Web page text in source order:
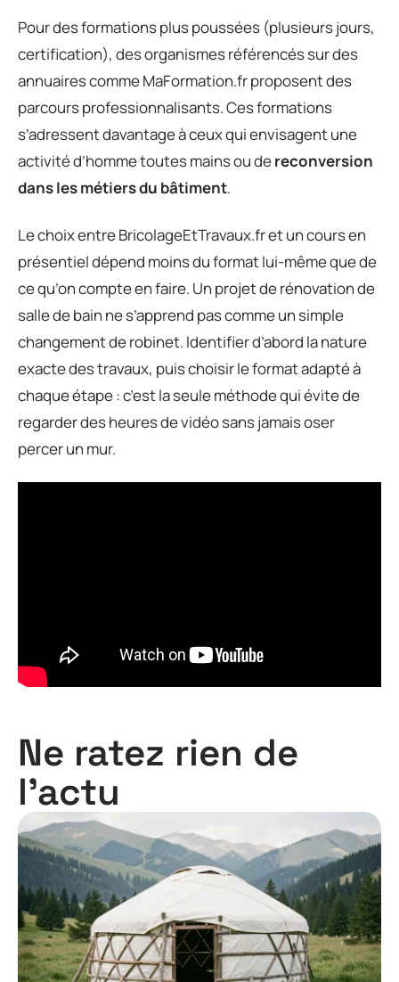
Pour des formations plus poussées (plusieurs jours,
certification), des organismes référencés sur des
annuaires comme MaFormation.fr proposent des
parcours professionnalisants. Ces formations
s’adressent davantage à ceux qui envisagent une
activité d’homme toutes mains ou dereconversion
dans les métiers du bâtiment.
Le choix entre BricolageEtTravaux.fr et un cours en
présentiel dépend moins du format lui-même que de
ce qu’on compte en faire. Un projet de rénovation de
salle de bain ne s’apprend pas comme un simple
changement de robinet. Identifier d’abord la nature
exacte des travaux, puis choisir le format adapté à
chaque étape : c’est la seule méthode qui évite de
regarder des heures de vidéo sans jamais oser
percer un mur.
Ne ratez rien de
l'actu